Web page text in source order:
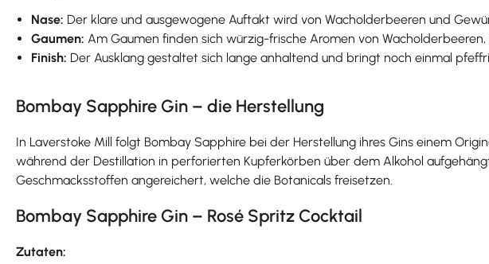
Nase: Der klare und ausgewogene Auftakt wird von Wacholderbeeren und
Gaumen: Am Gaumen finden sich würzig-frische Aromen von Wacholderbeeren,
Finish: Der Ausklang gestaltet sich lange anhaltend und bringt noch einmal
Bombay Sapphire Gin – die Herstellung
In Laverstoke Mill folgt Bombay Sapphire bei der Herstellung ihres Gins einem
während der Destillation in perforierten Kupferkörben über dem Alkohol
Geschmacksstoffen angereichert, welche die Botanicals freisetzen.
Bombay Sapphire Gin – Rosé Spritz Cocktail
Zutaten: